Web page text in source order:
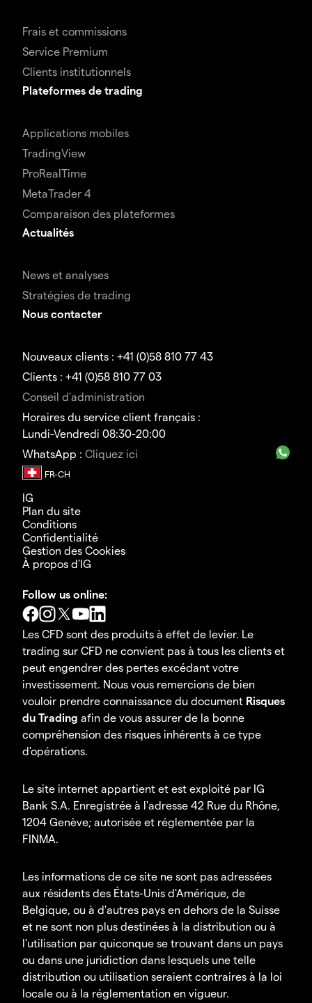
Frais et commissions
Service Premium
Clients institutionnels
Plateformes de trading
Applications mobiles
TradingView
ProRealTime
MetaTrader 4
Comparaison des plateformes
Actualités
News et analyses
Stratégies de trading
Nous contacter
Nouveaux clients : +41 (0)58 810 77 43
Clients : +41 (0)58 810 77 03
Conseil d'administration
Horaires du service client français :
Lundi-Vendredi 08:30-20:00
WhatsApp : Cliquez ici
IG
Plan du site
Conditions
Confidentialité
Gestion des Cookies
À propos d'IG
Follow us online:
Les CFD sont des produits à effet de levier. Le
trading sur CFD ne convient pas à tous les clients et
peut engendrer des pertes excédant votre
investissement. Nous vous remercions de bien
vouloir prendre connaissance du document Risques
du Trading afin de vous assurer de la bonne
compréhension des risques inhérents à ce type
d'opérations.
Le site internet appartient et est exploité par IG
Bank S.A. Enregistrée à l'adresse 42 Rue du Rhône,
1204 Genève; autorisée et réglementée par la
FINMA.
Les informations de ce site ne sont pas adressées
aux résidents des États-Unis d'Amérique, de
Belgique, ou à d'autres pays en dehors de la Suisse
et ne sont non plus destinées à la distribution ou à
l'utilisation par quiconque se trouvant dans un pays
ou dans une juridiction dans lesquels une telle
distribution ou utilisation seraient contraires à la loi
locale ou à la réglementation en vigueur.